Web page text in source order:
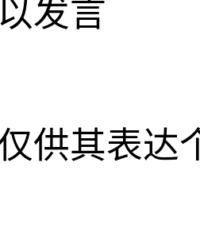
发言
供其表达